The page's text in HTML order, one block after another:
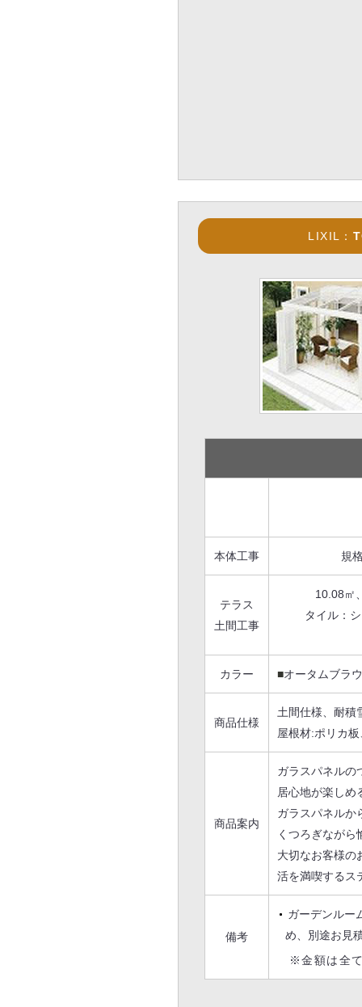
LIXIL：
本体工事 規
テラス
土間工事
10.08㎡
タイル：
カラー ■オータムブラ
商品仕様
土間仕様、耐積
屋根材:ポリカ
商品案内
ガラスパネルの
居心地が楽しめ
ガラスパネルか
くつろぎながら
大切なお客様の
活を満喫するス
備考
ガーデンルー
め、別途お見
※金額は全て